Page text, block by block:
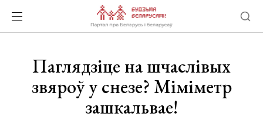
Паглядзіце на шчаслівых
звяроў у снезе? Міміметр
зашкальвае!